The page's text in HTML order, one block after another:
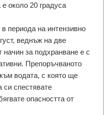
около 20 градуса
периода на интензивно
веднъж на две
за подхранване е с
Препоръчваното
водата, с която ще
си спестявате
опасността от